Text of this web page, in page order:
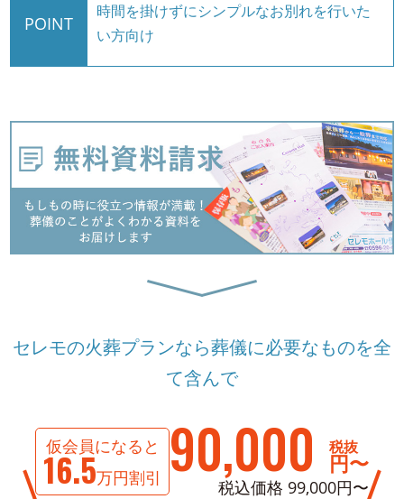
POINT
時間を掛けずにシンプルなお別れを行いた
い方向け
セレモの火葬プランなら葬儀に必要なものを全
て含んで
仮会員になると
16.5万円割引 90,000 税抜
円〜
税込価格 99,000円〜